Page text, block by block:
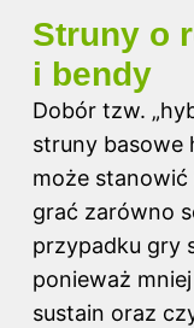
Struny o
i bendy
Dobór tzw.
struny basowe
może
grać zarówno
przypadku gry
ponieważ
sustain oraz